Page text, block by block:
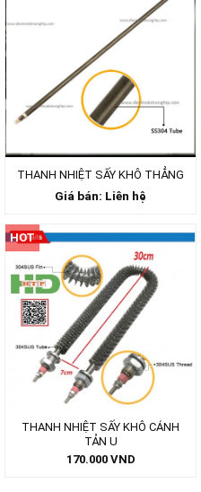
THANH NHIỆT SẤY KHÔ THẲNG
Giá bán: Liên hệ
HOT
THANH NHIỆT SẤY KHÔ CÁNH
TẢN U
170.000 VND